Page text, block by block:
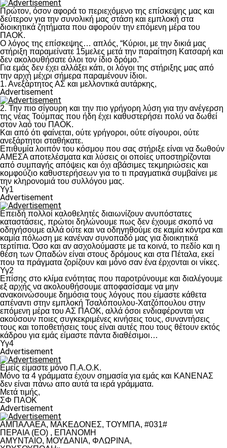
Πρώτον, όσον αφορά το περιεχόμενο της επίσκεψης μας και
δεύτερον για την συνολική μας στάση και εμπλοκή στα
διοικητικά ζητήματα που αφορούν την επόμενη μέρα του
ΠΑΟΚ.
Ο λόγος της επίσκεψης… απλός, “Κύριοι, με την δικιά μας
στήριξη παραμείνατε 15μελες μετά την παραίτηση Κατσαρή και
δεν ακολουθήσατε όλοι τον ίδιο δρόμο.”
Για εμάς δεν έχει αλλάξει κάτι, οι λόγοι της στήριξης μας από
την αρχή μέχρι σήμερα παραμένουν ίδιοι.
1. Ανεξάρτητος ΑΣ και μελλοντικά αυτάρκης,
Advertisement
2. Την πιο σίγουρη και την πιο γρήγορη λύση για την ανέγερση
της νέας Τούμπας που ήδη έχει καθυστερήσει πολύ να δωθεί
στον λαό του ΠΑΟΚ.
Και από ότι φαίνεται, ούτε γρήγοροι, ούτε σίγουροι, ούτε
ανεξάρτητοι σταθήκατε.
Επιθυμία λοιπόν του κόσμου που σας στήριξε είναι να δωθούν
ΑΜΕΣΑ αποτελέσματα και λύσεις οι οποίες υποστηρίζονται
από συμπαγής απόψεις και όχι αβάσιμες τεκμηριώσεις και
κομφούζιο καθυστερήσεων για το τι πραγματικά συμβαίνει με
την κληρονομιά του συλλόγου μας.
Υγ1
Advertisement
Επειδή πολλοί καλοθελητές διαιωνίζουν ανυπόστατες
καταστάσεις, πρώτοι δηλώνουμε πως δεν έχουμε σκοπό να
οδηγήσουμε αλλά ούτε και να οδηγηθούμε σε καμία κόντρα και
καμία πόλωση με κανέναν συνοπαδό μας για διοικητικά
τερτίπια. Όσο και αν ασχολούμαστε με τα κοινά, το πεδίο και η
θέση των Οπαδών είναι στους δρόμους και στα Πέταλα, εκεί
που τα πράγματα ζορίζουν και μόνο σαν ένα έρχονται οι νίκες.
Υγ2
Επίσης στο κλίμα ενότητας που παροτρύνουμε και διαλέγουμε
εξ αρχής να ακολουθήσουμε αποφασίσαμε να μην
ανακοινώσουμε δημόσια τους λόγους που είμαστε κάθετα
απέναντι στην εμπλοκή Τσαλόπουλου-Χατζόπουλου στην
επόμενη μέρα του ΑΣ ΠΑΟΚ, αλλά όσοι ενδιαφέρονται να
ακούσουν ποιες συγκεκριμένες κινήσεις τους, συναντήσεις
τους και τοποθετήσεις τους είναι αυτές που τους θέτουν εκτός
κάδρου για εμάς είμαστε πάντα διαθέσιμοι…
Υγ4
Advertisement
Εμείς είμαστε μόνο Π.Α.Ο.Κ.
Μόνο τα 4 γράμματα έχουν σημασία για εμάς και ΚΑΝΕΝΑΣ
δεν είναι πάνω απο αυτά τα ιερά γράμματα.
Μετά τιμής,
ΣΦ ΠΑΟΚ
Advertisement
ΑΜΠΑΛΑΕΑ, ΜΑΚΕΔΟΝΕΣ, ΤΟΥΜΠΑ, #031#
ΠΕΡΑΙΑ (ΕΟ) , ΕΠΑΝΟΜΗ
ΑΜΥΝΤΑΙΟ, ΜΟΥΔΑΝΙΑ, ΦΛΩΡΙΝΑ,